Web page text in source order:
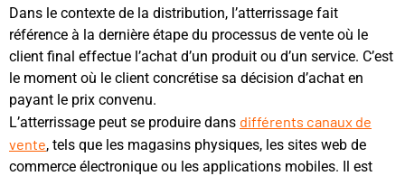
Dans le contexte de la distribution, l’atterrissage fait
référence à la dernière étape du processus de vente où le
client final effectue l’achat d’un produit ou d’un service. C’est
le moment où le client concrétise sa décision d’achat en
payant le prix convenu.
L’atterrissage peut se produire dans différents canaux de
vente, tels que les magasins physiques, les sites web de
commerce électronique ou les applications mobiles. Il est